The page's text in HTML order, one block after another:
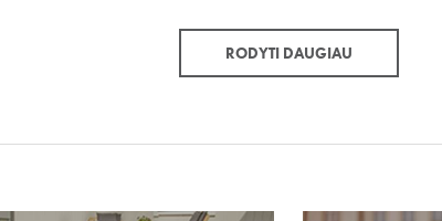
RODYTI DAUGIAU